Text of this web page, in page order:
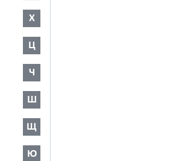
Х
Ц
Ч
Ш
Щ
Ю